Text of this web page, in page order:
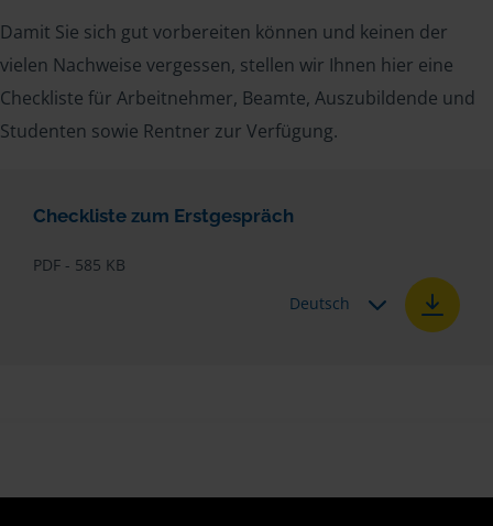
Damit Sie sich gut vorbereiten können und keinen der
vielen Nachweise vergessen, stellen wir Ihnen hier eine
Checkliste für Arbeitnehmer, Beamte, Auszubildende und
Studenten sowie Rentner zur Verfügung.
Checkliste zum Erstgespräch
PDF - 585 KB
Deutsch